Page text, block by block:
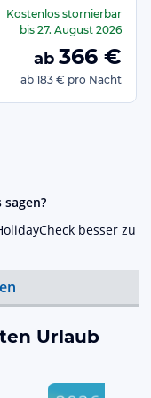
Kostenlos stornierbar
bis 27. August 2026
ab 366 €
ab 183 € pro Nacht
besser zu
Urlaub